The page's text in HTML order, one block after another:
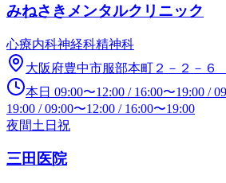
みねさきメンタルクリニック
心療内科神経科精神科
大阪府豊中市服部本町２－２－
本日 09:00〜12:00 / 16:00〜19:00 /
19:00 /09:00〜12:00 / 16:00〜19:00
夜間土日祝
三田医院